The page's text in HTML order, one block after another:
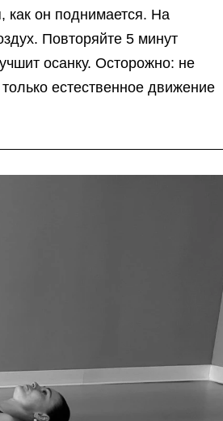
как он поднимается. На
Повторяйте 5 минут
осанку. Осторожно: не
естественное движение